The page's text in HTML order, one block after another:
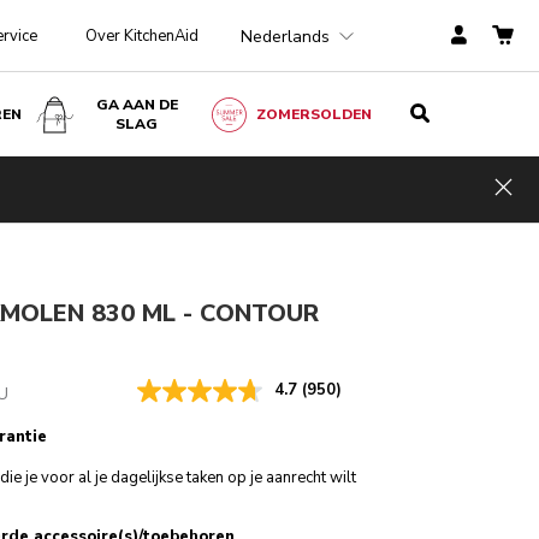
Over KitchenAid Nederlands
GA AAN DE
SLAG
ZOMERSOLDEN
830 ML - CONTOUR
4.7 (950)
je voor al je dagelijkse taken op je aanrecht wilt